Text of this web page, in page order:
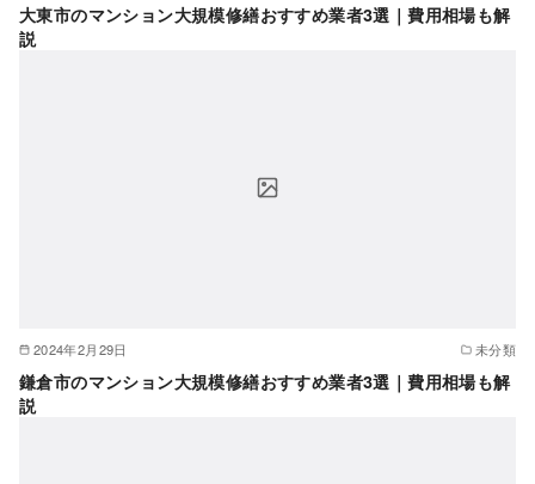
大東市のマンション大規模修繕おすすめ業者3選｜費用相場も解
説
2024年2月29日 未分類
鎌倉市のマンション大規模修繕おすすめ業者3選｜費用相場も解
説